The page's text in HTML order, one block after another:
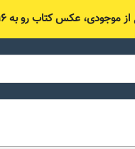
عکس کتاب رو به ۰۹۱۹۹۸۱۴۷۹۶ (بله یا ایتا) بفرست